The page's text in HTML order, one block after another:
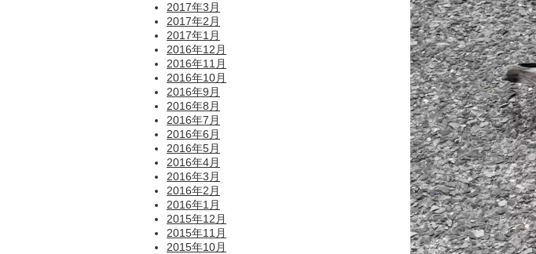
2017年3月
2017年2月
2017年1月
2016年12月
2016年11月
2016年10月
2016年9月
2016年8月
2016年7月
2016年6月
2016年5月
2016年4月
2016年3月
2016年2月
2016年1月
2015年12月
2015年11月
2015年10月